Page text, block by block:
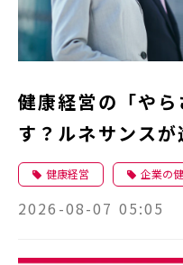
お知らせ
お役立ち記事一覧
お役立ち資料
イベント・セミナー
健康経営の「や
す？ルネサンス
織別施策 | 株式会
健康経営 企業の
2026-08-07 05:05